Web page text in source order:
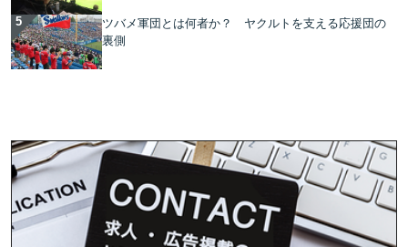
ツバメ軍団とは何者か？ ヤクルトを支える応援団の
裏側